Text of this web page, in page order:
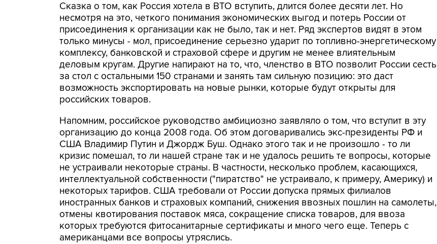
Сказка о том, как Россия хотела в ВТО вступить, длится более десяти лет. Но
несмотря на это, четкого понимания экономических выгод и потерь России от
присоединения к организации как не было, так и нет. Ряд экспертов видят в этом
только минусы - мол, присоединение серьезно ударит по топливно-энергетическому
комплексу, банковской и страховой сфере и другим не менее влиятельным
деловым кругам. Другие напирают на то, что, членство в ВТО позволит России сесть
за стол с остальными 150 странами и занять там сильную позицию: это даст
возможность экспортировать на новые рынки, которые будут открыты для
российских товаров.
Напомним, российское руководство амбициозно заявляло о том, что вступит в эту
организацию до конца 2008 года. Об этом договаривались экс-президенты РФ и
США Владимир Путин и Джордж Буш. Однако этого так и не произошло - то ли
кризис помешал, то ли нашей стране так и не удалось решить те вопросы, которые
не устраивали некоторые страны. В частности, несколько проблем, касающихся,
интеллектуальной собственности ("пиратство" не устраивало, к примеру, Америку) и
некоторых тарифов. США требовали от России допуска прямых филиалов
иностранных банков и страховых компаний, снижения ввозных пошлин на самолеты,
отмены квотирования поставок мяса, сокращение списка товаров, для ввоза
которых требуются фитосанитарные сертификаты и много чего еще. Теперь с
американцами все вопросы утряслись.